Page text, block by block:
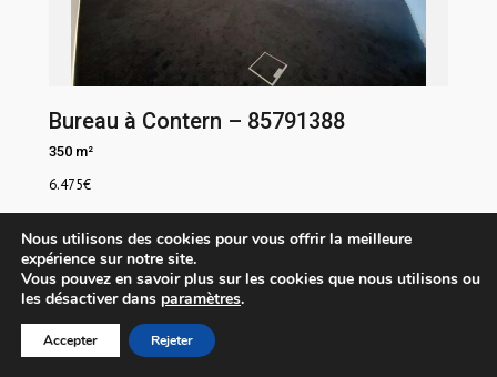
Bureau à Contern – 85791388
350 m²
6.475€
Nous utilisons des cookies pour vous offrir la meilleure
expérience sur notre site.
Vous pouvez en savoir plus sur les cookies que nous utilisons ou
les désactiver dans paramètres.
Accepter Rejeter